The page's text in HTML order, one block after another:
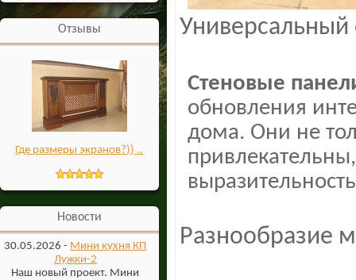
Отзывы
Где размеры экранов?)) ..
Новости
30.05.2026 - Мини кухня КП
Лужки-2
Наш новый проект. Мини
Универсальный
Стеновые
обновления
дома. Они не
Разнообразие